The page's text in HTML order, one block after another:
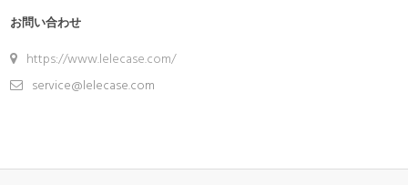
お問い合わせ
https://www.lelecase.com/
service@lelecase.com